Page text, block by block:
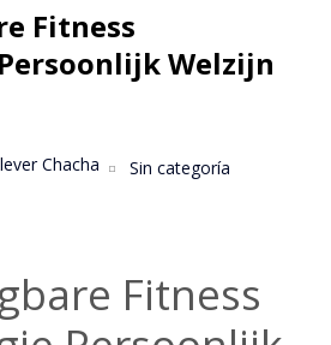
Fitness
Welzijn
Chacha Sin categoría
Fitness